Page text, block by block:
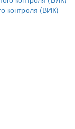
контроля (ВИК)